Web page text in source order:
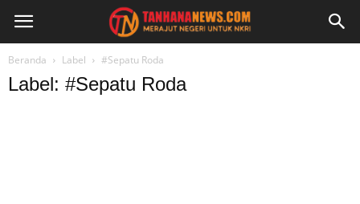
Beranda Label #Sepatu Roda
Label: #Sepatu Roda